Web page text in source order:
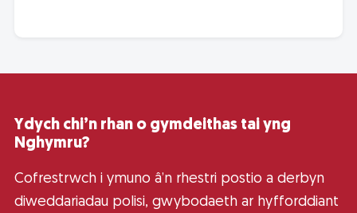
Ydych chi’n rhan o gymdeithas tai yng
Nghymru?
Cofrestrwch i ymuno â’n rhestri postio a derbyn
diweddariadau polisi, gwybodaeth ar hyfforddiant